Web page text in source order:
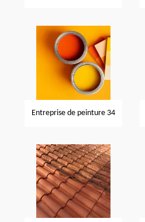
Entreprise de peinture 34